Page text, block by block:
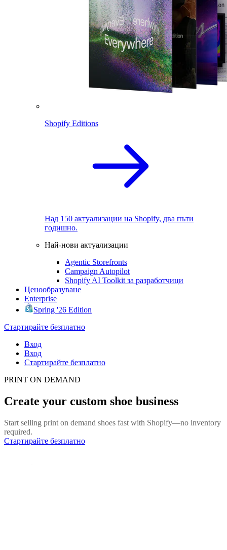
Shopify Editions
Над 150 актуализации на Shopify, два пъти
годишно.
Най-нови актуализации
Agentic Storefronts
Campaign Autopilot
Shopify AI Toolkit за разработчици
Ценообразуване
Enterprise
Spring '26 Edition
Стартирайте безплатно
Вход
Вход
Стартирайте безплатно
PRINT ON DEMAND
Create your custom shoe business
Start selling print on demand shoes fast with Shopify—no inventory
required.
Стартирайте безплатно